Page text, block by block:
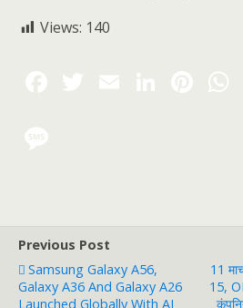
Views: 140
Previous Post
Samsung Galaxy A56,
Galaxy A36 And Galaxy A26
Launched Globally With AI
11
15,